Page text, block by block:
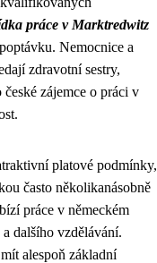
práce v Marktredwitz
Nemocnice a
zdravotní sestry,
zájemce o práci v
platové podmínky,
často několikanásobně
práce v německém
dalšího vzdělávání.
alespoň základní